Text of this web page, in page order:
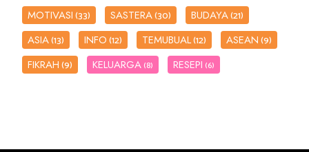
MOTIVASI(33) SASTERA(30) BUDAYA(21)
ASIA(13) INFO(12) TEMUBUAL(12) ASEAN(9)
FIKRAH(9) KELUARGA (8) RESEPI (6)